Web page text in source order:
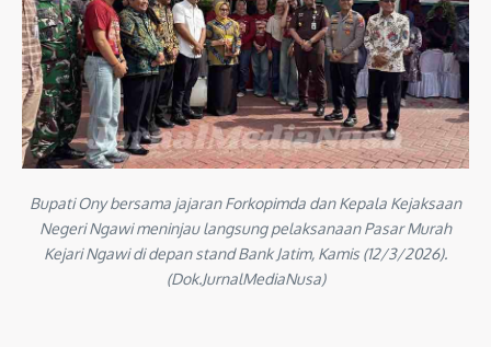
Bupati Ony bersama jajaran Forkopimda dan Kepala Kejaksaan
Negeri Ngawi meninjau langsung pelaksanaan Pasar Murah
Kejari Ngawi di depan stand Bank Jatim, Kamis (12/3/2026).
(Dok.JurnalMediaNusa)